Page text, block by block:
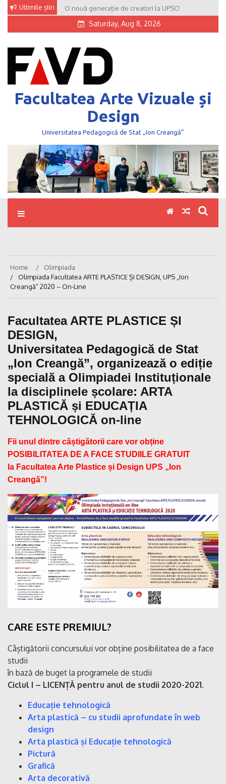
Skip
content
Ultimile știri O nouă generație de creatori la UPSC!
Saturday, Aug 8, 2026
Facultatea Arte Vizuale și
Design
Universitatea Pedagogică de Stat „Ion Creangă”
Home
Olimpiada
Olimpiada Facultatea ARTE PLASTICE ȘI DESIGN, UPS „Ion
Creangă” 2020 – On-Line
Facultatea ARTE PLASTICE ȘI
DESIGN,
Universitatea Pedagogică de Stat
„Ion Creangă”, organizează o ediție
specială a Olimpiadei Instituționale
la disciplinele școlare: ARTA
PLASTICĂ și EDUCAȚIA
TEHNOLOGICĂ on-line
Fii unul dintre câștigătorii care vor obține
POSIBILITATEA DE A FACE STUDIILE GRATUIT
la Facultatea Arte Plastice și Design UPS „Ion
Creangă”!
CARE ESTE PREMIUL?
Câștigătorii concursului vor obține posibilitatea de a face
studii
în bază de buget la programele de studii
Ciclul I – LICENȚĂ pentru anul de studii 2020-2021.
Educație tehnologică
Arta plastică – cu studii aprofundate în web
design
Arta plastică și Educație tehnologică
Pictură
Grafică
Arta decorativă